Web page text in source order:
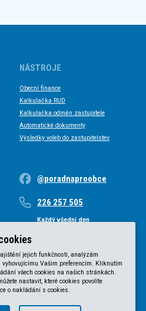
NÁSTROJE
Obecní finance
Kalkulačka RUD
Kalkulačka odměn zastupitele
Automatické dokumenty
Výsledky voleb do zastupitelstev
@poradnaproobce
226 257 505
Každý všední den
jejich funkčnosti, analýzám
Vašim preferencím. Kliknutím
všech cookies na našich stránkách.
nastavit, které cookies povolíte
o nakládání s cookies.